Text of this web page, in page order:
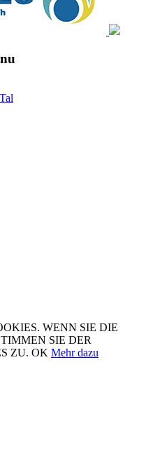
WENN SIE DIE
SIE DER
ZU. OK Mehr dazu